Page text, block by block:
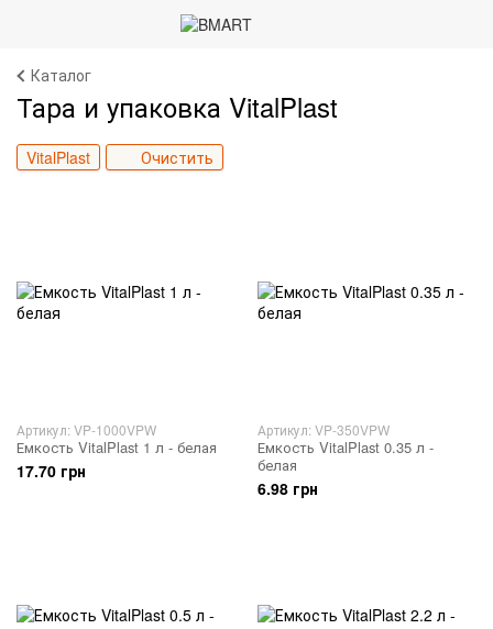
Каталог
Тара и упаковка VitalPlast
VitalPlast Очистить
Артикул: VP-1000VPW
Емкость VitalPlast 1 л - белая
17.70 грн
Артикул: VP-350VPW
Емкость VitalPlast 0.35 л -
белая
6.98 грн